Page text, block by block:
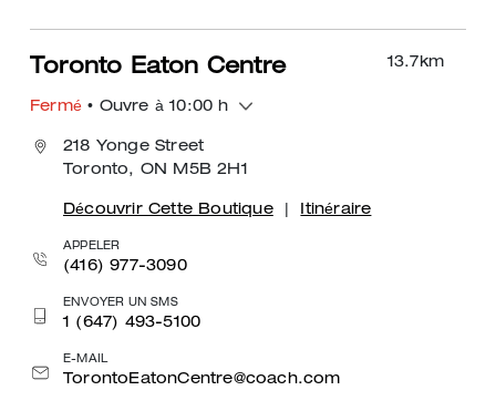
13.7 km
Toronto Eaton Centre
Fermé • Ouvre à 10:00 h
218 Yonge Street
Toronto, ON M5B 2H1
Découvrir Cette Boutique Itinéraire
APPELER
(416) 977-3090
ENVOYER UN SMS
1 (647) 493-5100
E-MAIL
TorontoEatonCentre@coach.com